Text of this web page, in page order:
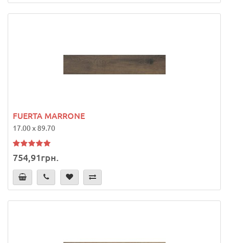
FUERTA MARRONE
17.00 x 89.70
754,91грн.